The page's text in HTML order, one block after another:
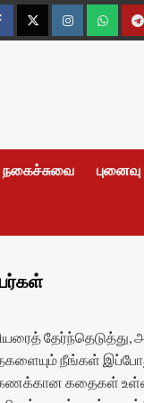
TwitterInstagram
நகைச்சுவை புனைவு
தேர்ந்தெடுத்து,
நீங்கள்
கதைகள்